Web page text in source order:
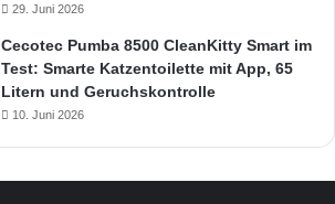
29. Juni 2026
Cecotec Pumba 8500 CleanKitty Smart im
Test: Smarte Katzentoilette mit App, 65
Litern und Geruchskontrolle
10. Juni 2026